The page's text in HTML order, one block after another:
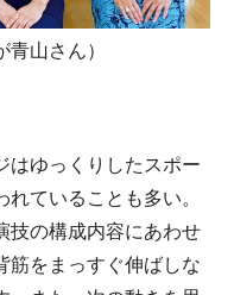
青山さん）
ゆっくりしたスポー
ていることも多い。
技の構成内容にあわせ
筋をまっすぐ伸ばしな